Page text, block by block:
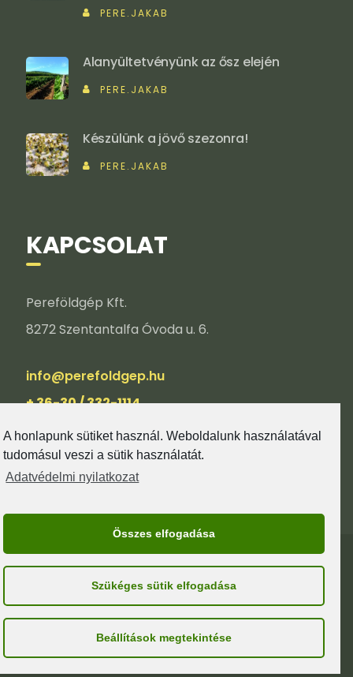
PERE.JAKAB
Alanyültetvényünk az ősz elején
PERE.JAKAB
Készülünk a jövő szezonra!
PERE.JAKAB
KAPCSOLAT
Pereföldgép Kft.
8272 Szentantalfa Óvoda u. 6.
info@perefoldgep.hu
+ 36-30 / 332-1114
© GEPI-SZOLOTELEPITES.HU I MINDEN JOG
FENNTARTVA.
KAPCSOLAT
IMPRESSZUM
A honlapunk sütiket használ. Weboldalunk használatával
tudomásul veszi a sütik használatát.
Adatvédelmi nyilatkozat
Összes elfogadása
Szükéges sütik elfogadása
Beállítások megtekintése